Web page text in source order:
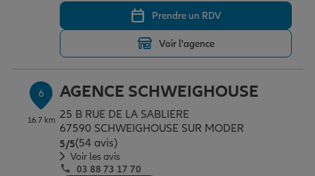
Prendre un RDV
Voir l'agence
6
16.7 km
AGENCE SCHWEIGHOUSE
25 B RUE DE LA SABLIERE
67590 SCHWEIGHOUSE SUR MODER
5/5Note de 5 sur 5
(54 avis)
Voir les avis
03 88 73 17 70